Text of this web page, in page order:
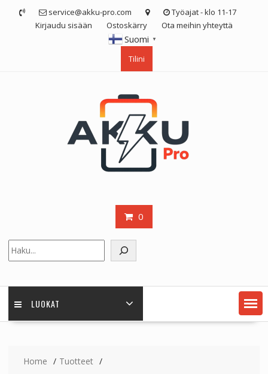
service@akku-pro.com
Työajat - klo 11-17
Kirjaudu sisään
Ostoskärry Ota meihin yhteyttä
Suomi ▼
Tilini
0
LUOKAT
Home
Tuotteet